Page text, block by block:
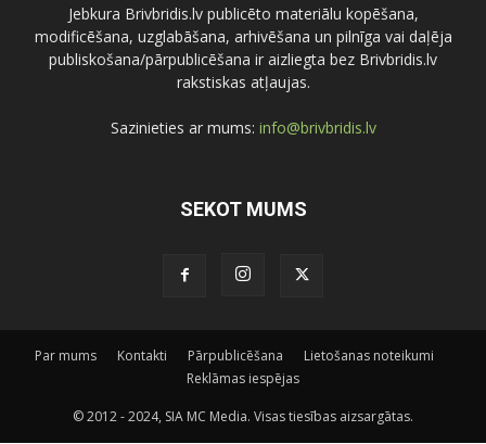
Jebkura Brivbridis.lv publicēto materiālu kopēšana,
modificēšana, uzglabāšana, arhivēšana un pilnīga vai daļēja
publiskošana/pārpublicēšana ir aizliegta bez Brivbridis.lv
rakstiskas atļaujas.
Sazinieties ar mums: info@brivbridis.lv
SEKOT MUMS
Par mums Kontakti Pārpublicēšana
Lietošanas noteikumi
Reklāmas iespējas
© 2012 - 2024, SIA MC Media. Visas tiesības aizsargātas.